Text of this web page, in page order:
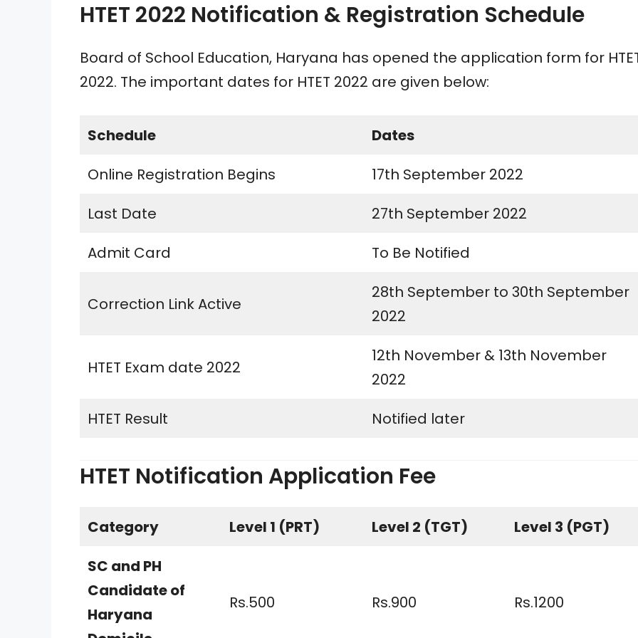
HTET 2022 Notification & Registration Schedule
Board of School Education, Haryana has opened the application form for
2022. The important dates for HTET 2022 are given below:
Schedule
Dates
Online Registration Begins
17th September 2022
Last Date
27th September 2022
Admit Card
To Be Notified
Correction Link Active
28th September to 30th September
2022
HTET Exam date 2022
12th November & 13th November
2022
HTET Result
Notified later
HTET Notification Application Fee
Category Level 1 (PRT) Level 2 (TGT)
Level 3 (PGT)
SC and PH
Candidate of
Haryana
Rs.500 Rs.900 Rs.1200